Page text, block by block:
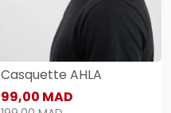
Casquette AHLA
99,00 MAD